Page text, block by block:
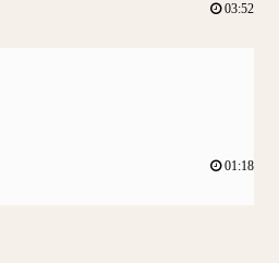
03:52
01:18